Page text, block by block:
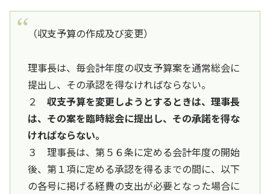
（収支予算の作成及び変更）
理事長は、毎会計年度の収支予算案を通常総会に
提出し、その承認を得なければならない。
２ 収支予算を変更しようとするときは、理事長
は、その案を臨時総会に提出し、その承諾を得な
ければならない。
３ 理事長は、第５６条に定める会計年度の開始
後、第１項に定める承認を得るまでの間に、以下
の各号に掲げる経費の支出が必要となった場合に